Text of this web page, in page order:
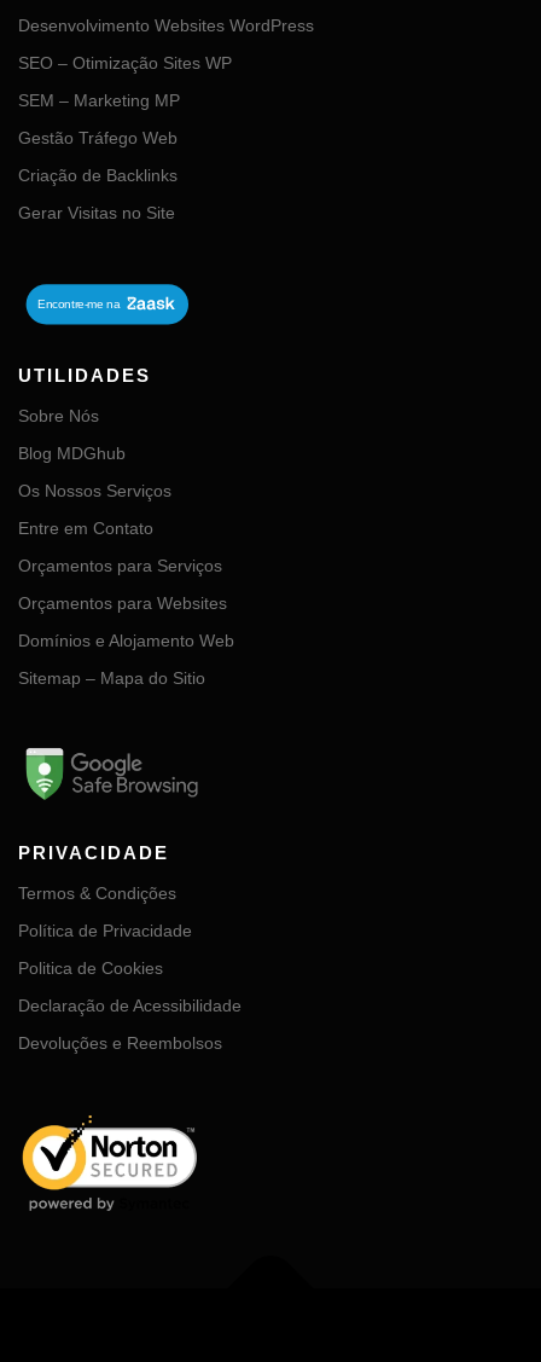
Desenvolvimento Websites WordPress
SEO – Otimização Sites WP
SEM – Marketing MP
Gestão Tráfego Web
Criação de Backlinks
Gerar Visitas no Site
UTILIDADES
Sobre Nós
Blog MDGhub
Os Nossos Serviços
Entre em Contato
Orçamentos para Serviços
Orçamentos para Websites
Domínios e Alojamento Web
Sitemap – Mapa do Sitio
PRIVACIDADE
Termos & Condições
Política de Privacidade
Politica de Cookies
Declaração de Acessibilidade
Devoluções e Reembolsos